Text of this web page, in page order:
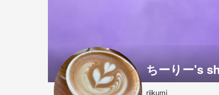
ちーりー's
riikumi